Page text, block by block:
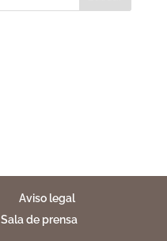
Aviso legal
Sala de prensa